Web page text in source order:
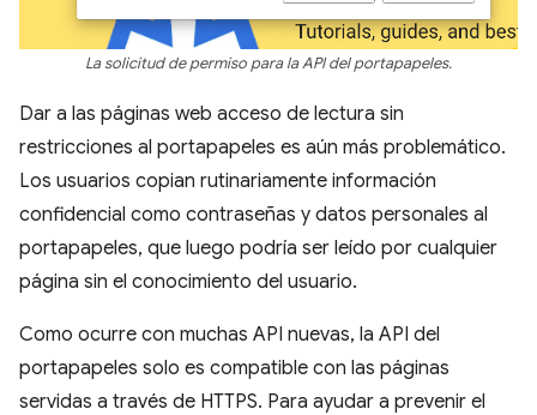
La solicitud de permiso para la API del portapapeles.
Dar a las páginas web acceso de lectura sin
restricciones al portapapeles es aún más problemático.
Los usuarios copian rutinariamente información
confidencial como contraseñas y datos personales al
portapapeles, que luego podría ser leído por cualquier
página sin el conocimiento del usuario.
Como ocurre con muchas API nuevas, la API del
portapapeles solo es compatible con las páginas
servidas a través de HTTPS. Para ayudar a prevenir el